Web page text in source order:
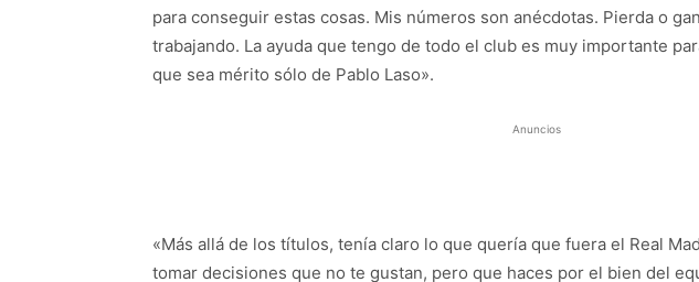
para conseguir estas cosas. Mis números son anécdotas. Pierda o
trabajando. La ayuda que tengo de todo el club es muy importante
que sea mérito sólo de Pablo Laso».
Anuncios
«Más allá de los títulos, tenía claro lo que quería que fuera el Real
tomar decisiones que no te gustan, pero que haces por el bien del